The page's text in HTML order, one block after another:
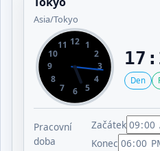
Asia/Tokyo
1
2
3
4
5
6
7
8
9
10
11 12
Den
Pracovní
doba
Začátek
Konec